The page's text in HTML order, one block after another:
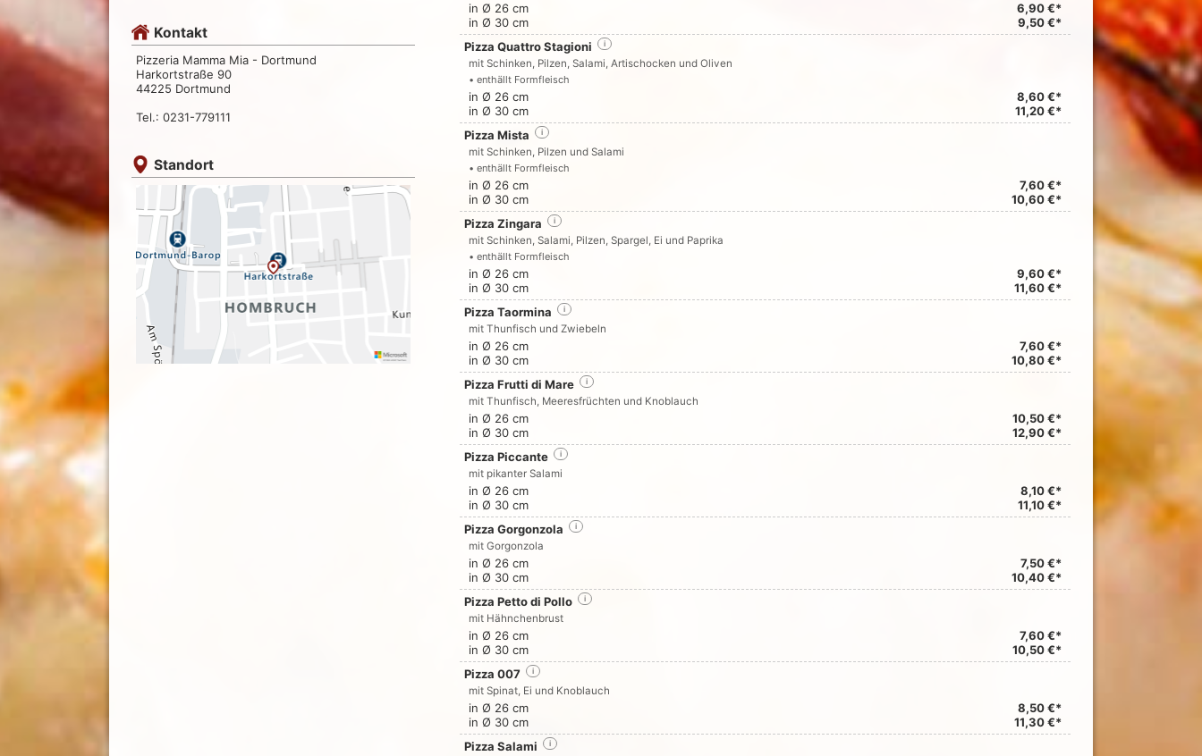
Kontakt
Pizzeria Mamma Mia - Dortmund
Harkortstraße 90
44225 Dortmund
Tel.: 0231-779111
Standort
in Ø 26 cm
6,90 €*
in Ø 30 cm
9,50 €*
Pizza Quattro Stagioni
i
mit Schinken, Pilzen, Salami, Artischocken und Oliven
• enthällt Formfleisch
in Ø 26 cm
8,60 €*
in Ø 30 cm
11,20 €*
Pizza Mista
i
mit Schinken, Pilzen und Salami
• enthällt Formfleisch
in Ø 26 cm
7,60 €*
in Ø 30 cm
10,60 €*
Pizza Zingara
i
mit Schinken, Salami, Pilzen, Spargel, Ei und Paprika
• enthällt Formfleisch
in Ø 26 cm
9,60 €*
in Ø 30 cm
11,60 €*
Pizza Taormina
i
mit Thunfisch und Zwiebeln
in Ø 26 cm
7,60 €*
in Ø 30 cm
10,80 €*
Pizza Frutti di Mare
i
mit Thunfisch, Meeresfrüchten und Knoblauch
in Ø 26 cm
10,50 €*
in Ø 30 cm
12,90 €*
Pizza Piccante
i
mit pikanter Salami
in Ø 26 cm
8,10 €*
in Ø 30 cm
11,10 €*
Pizza Gorgonzola
i
mit Gorgonzola
in Ø 26 cm
7,50 €*
in Ø 30 cm
10,40 €*
Pizza Petto di Pollo
i
mit Hähnchenbrust
in Ø 26 cm
7,60 €*
in Ø 30 cm
10,50 €*
Pizza 007
i
mit Spinat, Ei und Knoblauch
in Ø 26 cm
8,50 €*
in Ø 30 cm
11,30 €*
Pizza Salami
i